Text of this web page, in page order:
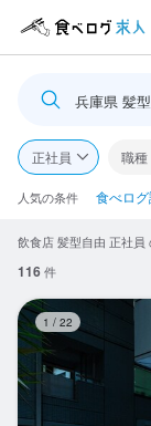
食べログ求人TOP
求人検索
閲覧履歴
気になる求人
兵庫県 髪
正社員 職種
人気の条件 食べロ
飲食店 髪型自由 正社
116件
1 / 22